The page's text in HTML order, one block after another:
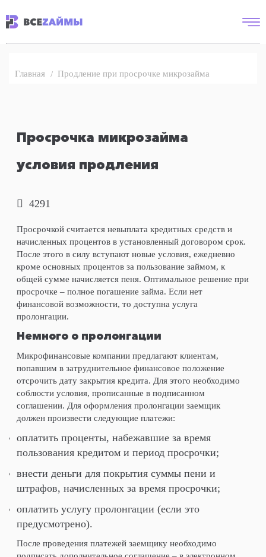
Главная Продление при просрочке микрозайма
Просрочка микрозайма
условия продления
4291
Просрочкой считается невыплата кредитных средств и
начисленных процентов в установленный договором срок.
После этого в силу вступают новые условия, ежедневно
кроме основных процентов за пользование займом, к
общей сумме начисляется пеня. Оптимальное решение при
просрочке – полное погашение займа. Если нет
финансовой возможности, то доступна услуга
пролонгации.
Немного о пролонгации
Микрофинансовые компании предлагают клиентам,
попавшим в затруднительное финансовое положение
отсрочить дату закрытия кредита. Для этого необходимо
соблюсти условия, прописанные в подписанном
соглашении. Для оформления пролонгации заемщик
должен произвести следующие платежи:
оплатить проценты, набежавшие за время
пользования кредитом и период просрочки;
внести деньги для покрытия суммы пени и
штрафов, начисленных за время просрочки;
оплатить услугу пролонгации (если это
предусмотрено).
После проведения платежей заемщику необходимо